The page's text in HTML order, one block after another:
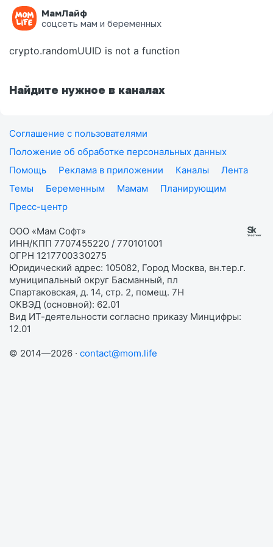
МамЛайф
соцсеть мам и беременных
Ошибка на странице
crypto.randomUUID is not a function
Найдите нужное в каналах
Соглашение с пользователями
Положение об обработке персональных данных
Помощь
Реклама в приложении Каналы
Лента
Темы
Беременным Мамам
Планирующим
Пресс-центр
ООО «Мам Софт»
ИНН/КПП 7707455220 / 770101001
ОГРН 1217700330275
Юридический адрес: 105082, Город Москва, вн.тер.г.
муниципальный округ Басманный, пл
Спартаковская, д. 14, стр. 2, помещ. 7Н
ОКВЭД (основной): 62.01
Вид ИТ-деятельности согласно приказу Минцифры:
12.01
© 2014—2026 · contact@mom.life